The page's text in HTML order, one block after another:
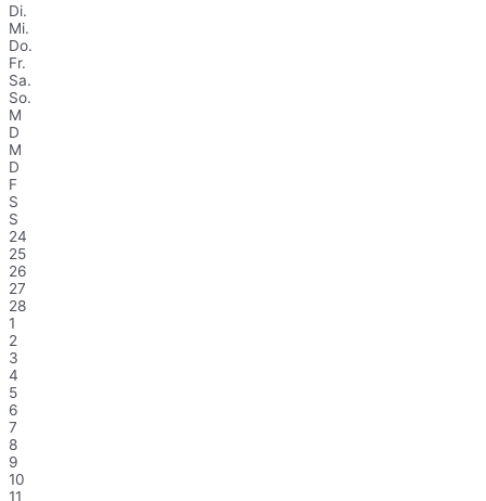
Di.
Mi.
Do.
Fr.
Sa.
So.
M
D
M
D
F
S
S
24
25
26
27
28
1
2
3
4
5
6
7
8
9
10
11